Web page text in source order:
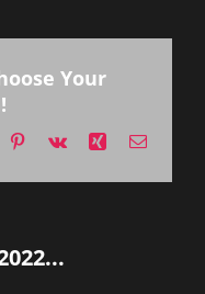
Your
Pinterest
Vk XingEmail